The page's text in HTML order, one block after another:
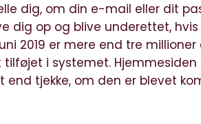
dig, om din e-mail eller dit
dig op og blive underettet,
2019 er mere end tre
i systemet. Hjemmesiden
tjekke, om den er blevet